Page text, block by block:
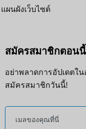
แผนผังเว็บไซต์
สมัครสมาชิกตอนนี้
อย่าพลาดการอัปเดตใ
สมัครสมาชิกวันนี้!